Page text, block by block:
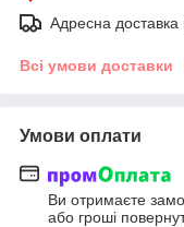
Адресна доставка
Всі умови доставки
Умови оплати
Ви отримаєте
або гроші